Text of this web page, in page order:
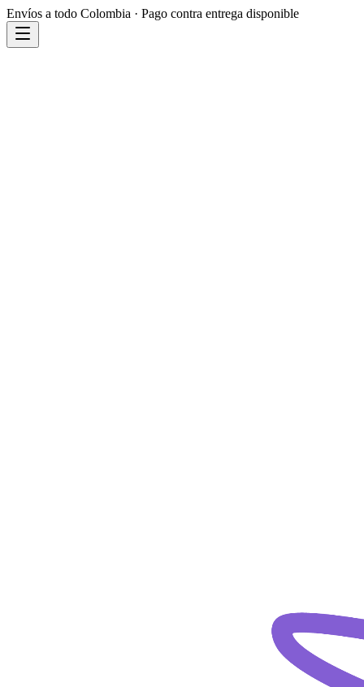
Envíos a todo Colombia · Pago contra entrega disponible